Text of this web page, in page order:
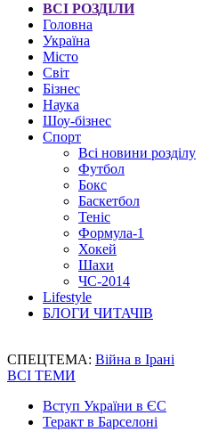
ВСІ РОЗДІЛИ
Головна
Україна
Місто
Світ
Бізнес
Наука
Шоу-бізнес
Спорт
Всі новини розділу
Футбол
Бокс
Баскетбол
Теніс
Формула-1
Хокей
Шахи
ЧС-2014
Lifestyle
БЛОГИ ЧИТАЧІВ
СПЕЦТЕМА: Війна в Ірані
ВСІ ТЕМИ
Вступ України в ЄС
Теракт в Барселоні